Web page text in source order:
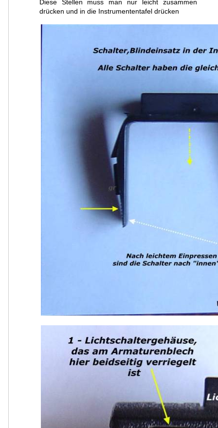
Diese Stellen muss man nur leicht zusammen
drücken und in die Instrumententafel drücken